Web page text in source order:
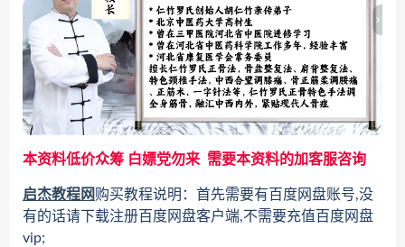
本资料低价众筹 白嫖党勿来 需要本资料的加客服咨询
启杰教程网购买教程说明：首先需要有百度网盘账号,没
有的话请下载注册百度网盘客户端,不需要充值百度网盘
vip;